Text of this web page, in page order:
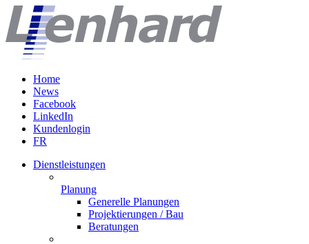
Home
News
Facebook
LinkedIn
Kundenlogin
FR
Dienstleistungen
Planung
Generelle Planungen
Projektierungen / Bau
Beratungen